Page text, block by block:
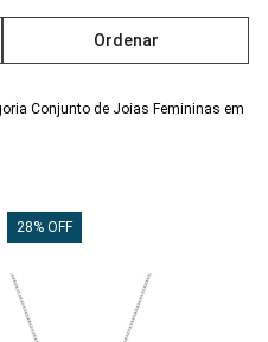
Conjunto de Joias Femininas em
Ordenar
28% OFF